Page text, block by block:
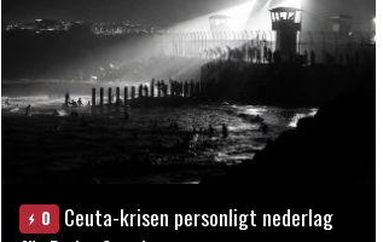
0
Ceuta-krisen personligt nederlag